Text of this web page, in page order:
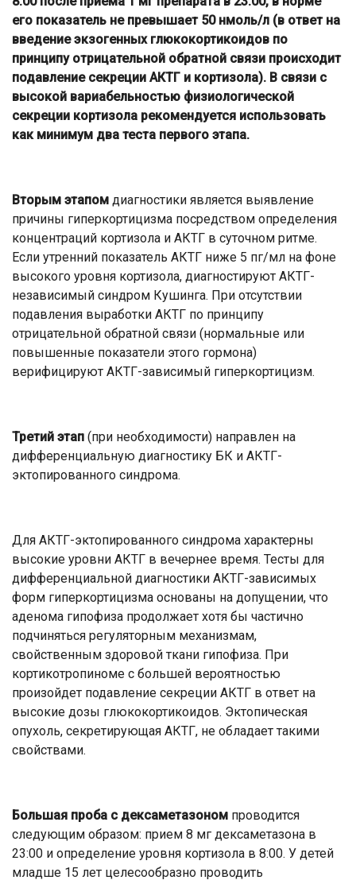
его показатель не превышает 50 нмоль/л (в ответ на
введение экзогенных глюкокортикоидов по
принципу отрицательной обратной связи происходит
подавление секреции АКТГ и кортизола). В связи с
высокой вариабельностью физиологической
секреции кортизола рекомендуется использовать
как минимум два теста первого этапа.
Вторым этапом диагностики является выявление
причины гиперкортицизма посредством определения
концентраций кортизола и АКТГ в суточном ритме.
Если утренний показатель АКТГ ниже 5 пг/мл на фоне
высокого уровня кортизола, диагностируют АКТГ-
независимый синдром Кушинга. При отсутствии
подавления выработки АКТГ по принципу
отрицательной обратной связи (нормальные или
повышенные показатели этого гормона)
верифицируют АКТГ-зависимый гиперкортицизм.
Третий этап (при необходимости) направлен на
дифференциальную диагностику БК и АКТГ-
эктопированного синдрома.
Для АКТГ-эктопированного синдрома характерны
высокие уровни АКТГ в вечернее время. Тесты для
дифференциальной диагностики АКТГ-зависимых
форм гиперкортицизма основаны на допущении, что
аденома гипофиза продолжает хотя бы частично
подчиняться регуляторным механизмам,
свойственным здоровой ткани гипофиза. При
кортикотропиноме с большей вероятностью
произойдет подавление секреции АКТГ в ответ на
высокие дозы глюкокортикоидов. Эктопическая
опухоль, секретирующая АКТГ, не обладает такими
свойствами.
Большая проба с дексаметазоном проводится
следующим образом: прием 8 мг дексаметазона в
23:00 и определение уровня кортизола в 8:00. У детей
младше 15 лет целесообразно проводить